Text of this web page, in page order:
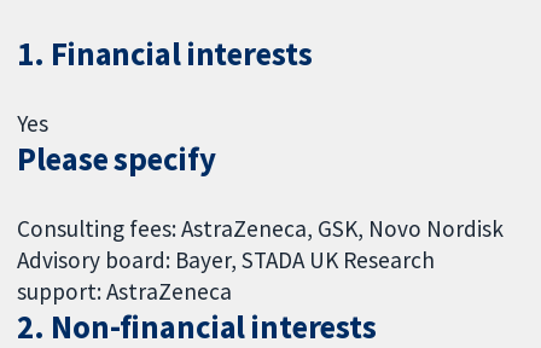
1. Financial interests
Yes
Please specify
Consulting fees: AstraZeneca, GSK, Novo Nordisk
Advisory board: Bayer, STADA UK Research
support: AstraZeneca
2. Non-financial interests